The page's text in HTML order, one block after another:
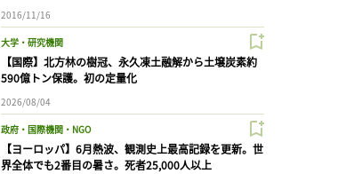
2016/11/16
大学・研究機関
【国際】北方林の樹冠、永久凍土融解から土壌炭素約
590億トン保護。初の定量化
2026/08/04
政府・国際機関・NGO
【ヨーロッパ】6月熱波、観測史上最高記録を更新。世
界全体でも2番目の暑さ。死者25,000人以上